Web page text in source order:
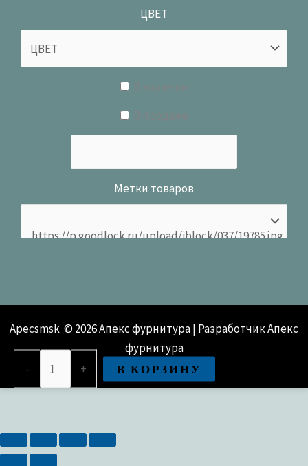
ЦВЕТ
Метки товаров
Apecsmsk © 2026 Апекс фурнитура | Разработчик Апекс
фурнитура
-
Apecs
SM-
+ В КОРЗИНУ